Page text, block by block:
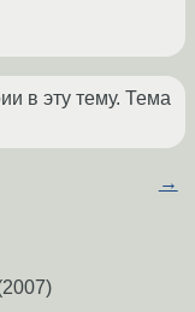
в эту тему. Тема
→